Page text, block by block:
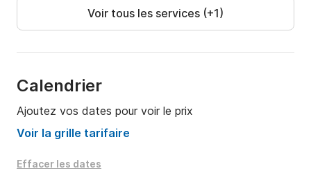
A bientôt à bord!Voir tous les services (+1)
Calendrier
Ajoutez vos dates pour voir le prix
Voir la grille tarifaire
Effacer les dates